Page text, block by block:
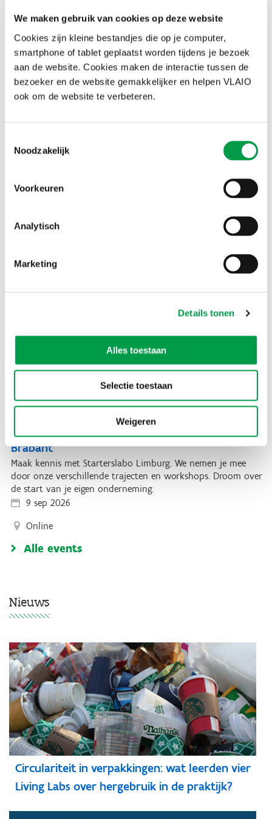
We maken gebruik van cookies op deze website
Cookies zijn kleine bestandjes die op je computer,
smartphone of tablet geplaatst worden tijdens je bezoek
aan de website. Cookies maken de interactie tussen de
bezoeker en de website gemakkelijker en helpen VLAIO
ook om de website te verbeteren.
Noodzakelijk
Voorkeuren
Analytisch
Marketing
Details tonen
Alles toestaan
Selectie toestaan
Weigeren
Lerend netwerk: duurzaamheid en circulariteit
in de bouw
Het traject start op 16 juni met een kick-off in de
recyclagefabriek van Soprema in Tongeren en wordt vervolgd
Brabant
door onze verschillende trajecten en workshops. Droom over
de start van je eigen onderneming.
Online
Maak kennis met Starterslabo Limburg. We nemen je mee
Infosessie Starterslabo Provincie Vlaams-
Brabant
Maak kennis met Starterslabo Limburg. We nemen je mee
door onze verschillende trajecten en workshops. Droom over
de start van je eigen onderneming.
9 sep 2026
Online
Alle events
Nieuws
Circulariteit in verpakkingen: wat leerden vier
Living Labs over hergebruik in de praktijk?